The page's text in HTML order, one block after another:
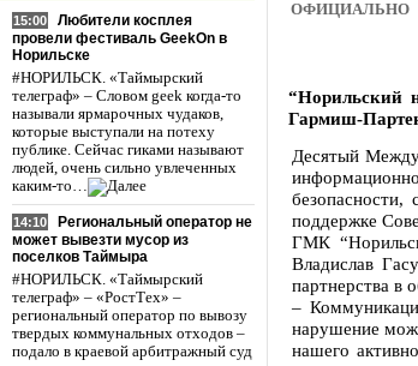
15:00
Любители косплея
провели фестиваль GeekOn в
Норильске
#НОРИЛЬСК. «Таймырский
телеграф» – Словом geek когда-то
называли ярмарочных чудаков,
которые выступали на потеху
публике. Сейчас гиками называют
людей, очень сильно увлеченных
каким-то…
14:10
Региональный оператор не
может вывезти мусор из
поселков Таймыра
#НОРИЛЬСК. «Таймырский
телеграф» – «РостТех» –
региональный оператор по вывозу
твердых коммунальных отходов –
подало в краевой арбитражный суд
ОФИЦИАЛЬНО
“Норильский
Гармиш-
Десятый
безопасности,
поддержке
ГМК
Владислав
партнерства в
–
нарушение
нашего